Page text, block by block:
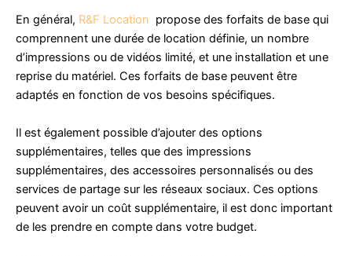
En général, R&F Location propose des forfaits de base qui
comprennent une durée de location définie, un nombre
d’impressions ou de vidéos limité, et une installation et une
reprise du matériel. Ces forfaits de base peuvent être
adaptés en fonction de vos besoins spécifiques.
Il est également possible d’ajouter des options
supplémentaires, telles que des impressions
supplémentaires, des accessoires personnalisés ou des
services de partage sur les réseaux sociaux. Ces options
peuvent avoir un coût supplémentaire, il est donc important
de les prendre en compte dans votre budget.